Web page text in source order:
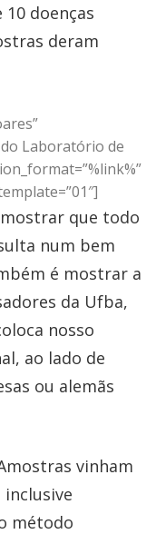
doenças
deram
Laboratório de
que todo
num bem
é mostrar a
da Ufba,
nosso
ao lado de
ou alemãs
vinham
método